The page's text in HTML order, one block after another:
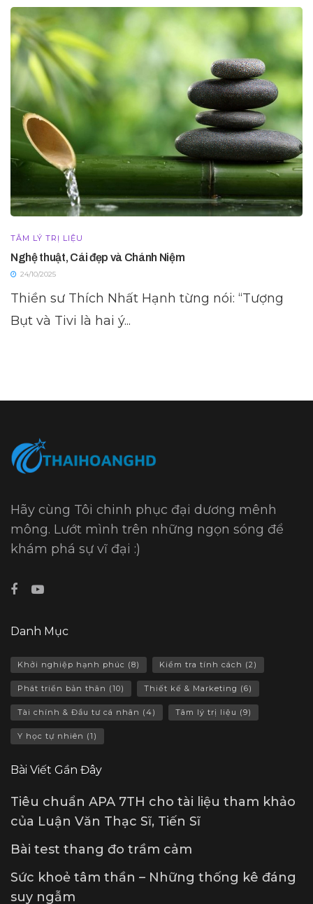
TÂM LÝ TRỊ LIỆU
Nghệ thuật, Cái đẹp và Chánh Niệm
24/10/2025
Thiền sư Thích Nhất Hạnh từng nói: “Tượng
Bụt và Tivi là hai ý...
Hãy cùng Tôi chinh phục đại dương mênh
mông. Lướt mình trên những ngọn sóng để
khám phá sự vĩ đại :)
Danh Mục
Khởi nghiệp hạnh phúc (8) Kiểm tra tính cách (2)
Phát triển bản thân (10) Thiết kế & Marketing (6)
Tài chính & Đầu tư cá nhân (4) Tâm lý trị liệu (9)
Y học tự nhiên (1)
Bài Viết Gần Đây
Tiêu chuẩn APA 7TH cho tài liệu tham khảo
của Luận Văn Thạc Sĩ, Tiến Sĩ
Bài test thang đo trầm cảm
Sức khoẻ tâm thần – Những thống kê đáng
suy ngẫm